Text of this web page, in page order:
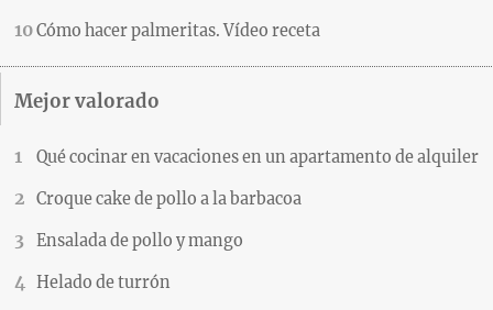
Cómo hacer palmeritas. Vídeo receta
Mejor valorado
Qué cocinar en vacaciones en un apartamento de alquiler
Croque cake de pollo a la barbacoa
Ensalada de pollo y mango
Helado de turrón